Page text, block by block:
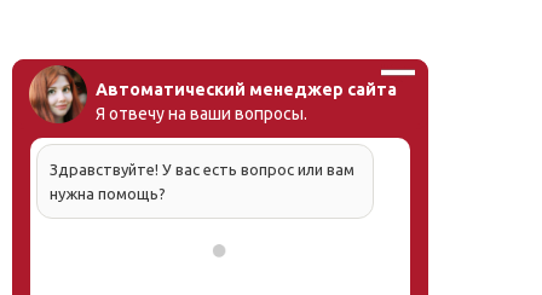
Автоматический менеджер сайта
Я отвечу на ваши вопросы.
Здравствуйте! У вас есть вопрос или вам
нужна помощь?